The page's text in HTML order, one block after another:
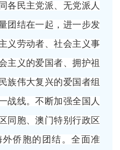
各民主党派、无党派人
团结在一起，进一步发
义劳动者、社会主义事
主义的爱国者、拥护祖
族伟大复兴的爱国者组
战线。不断加强全国人
同胞、澳门特别行政区
外侨胞的团结。全面准